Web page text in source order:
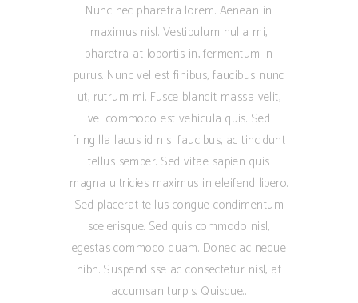
Nunc nec pharetra lorem. Aenean in
maximus nisl. Vestibulum nulla mi,
pharetra at lobortis in, fermentum in
purus. Nunc vel est finibus, faucibus nunc
ut, rutrum mi. Fusce blandit massa velit,
vel commodo est vehicula quis. Sed
fringilla lacus id nisi faucibus, ac tincidunt
tellus semper. Sed vitae sapien quis
magna ultricies maximus in eleifend libero.
Sed placerat tellus congue condimentum
scelerisque. Sed quis commodo nisl,
egestas commodo quam. Donec ac neque
nibh. Suspendisse ac consectetur nisl, at
accumsan turpis. Quisque